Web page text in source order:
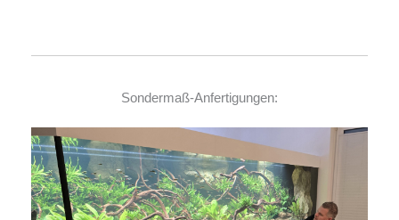
Sondermaß-Anfertigungen: